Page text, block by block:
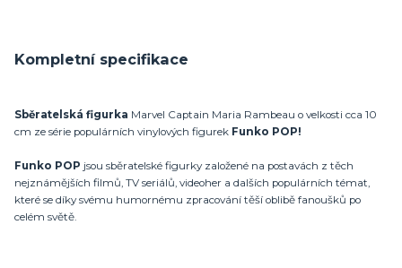
Kompletní specifikace
Sběratelská figurka Marvel Captain Maria Rambeau o velkosti cca 10
cm ze série populárních vinylových figurek Funko POP!
Funko POP jsou sběratelské figurky založené na postavách z těch
nejznámějších filmů, TV seriálů, videoher a dalších populárních témat,
které se díky svému humornému zpracování těší oblibě fanoušků po
celém světě.